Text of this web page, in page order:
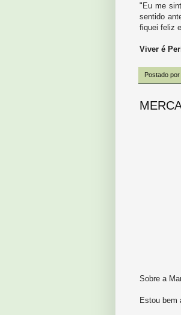
"Eu me
sentido
fiquei feliz
Viver é
Postado por
Sobre a
Estou bem